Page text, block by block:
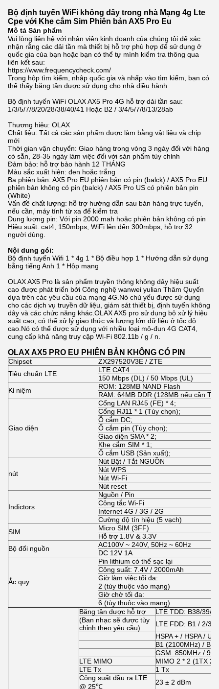
Bộ định tuyến WiFi không dây trong nhà Mạng 4g Lte
Cpe với Khe cắm Sim Phiên bản AX5 Pro Eu
Mô tả Sản phẩm
Vui lòng liên hệ với nhân viên kinh doanh của chúng tôi để xác
nhận rằng các dải tần mà thiết bị hỗ trợ phù hợp để sử dụng ở
quốc gia của bạn hoặc bạn có thể tự mình kiểm tra thông qua
liên kết sau:
https://www.frequencycheck.com/
Trong hộp tìm kiếm, nhập quốc gia và nhấp vào tìm kiếm, bạn có
thể thấy băng tần được sử dụng cho nhà điều hành
Bộ định tuyến WiFi OLAX AX5 Pro 4G hỗ trợ dải tần sau:
1/3/5/7/8/20/28/38/40/41 Hoặc B2 / 3/4/5/7/8/13/28ab
Thương hiệu: OLAX
Chất liệu: Tất cả các sản phẩm được làm bằng vật liệu và chip
mới
Thời gian vận chuyển: Giao hàng trong vòng 3 ngày đối với hàng
có sẵn, 28-35 ngày làm việc đối với sản phẩm tùy chỉnh
Đảm bảo: hỗ trợ bảo hành 12 THÁNG
Màu sắc xuất hiện: đen hoặc trắng
Ba phiên bản: AX5 Pro EU phiên bản có pin (balck) / AX5 Pro EU
phiên bản không có pin (balck) / AX5 Pro US có phiên bản pin
(White)
Vấn đề chất lượng: hỗ trợ hướng dẫn sau bán hàng trực tuyến,
nếu cần, máy tính từ xa để kiểm tra
Dung lượng pin: Với pin 2000 mah hoặc phiên bản không có pin
Hiệu suất: cat4, 150mbps, WiFi lên đến 300mbps, hỗ trợ 32
người dùng.
Nội dung gói:
Bộ định tuyến Wifi 1 * 4g 1 * Bộ điều hợp 1 * Hướng dẫn sử dụng
bằng tiếng Anh 1 * Hộp mạng
OLAX AX5 Pro là sản phẩm truyền thông không dây hiệu suất
cao được phát triển bởi Công nghệ wanwei yulian Thâm Quyến
dựa trên các yêu cầu của mạng 4G.Nó chủ yếu được sử dụng
cho các dịch vụ truyền dữ liệu, giám sát thiết bị, định tuyến không
dây và các chức năng khác.OLAX AX5 pro sử dụng bộ xử lý hiệu
suất cao, có thể xử lý giao thức và lượng lớn dữ liệu ở tốc độ
cao.Nó có thể được sử dụng với nhiều loại mô-đun 4G CAT4,
cung cấp khả năng truy cập Wi-Fi 802.11b / g / n.
OLAX AX5 PRO EU PHIÊN BẢN KHÔNG CÓ PIN
Chipset
ZX297520V3E / ZTE
Tiêu chuẩn LTE
LTE CAT4
150 Mbps (DL) / 50 Mbps (UL)
Kỉ niệm
ROM: 128MB NAND Flash
RAM: 64MB DDR (128MB nếu cần
Giao diện
Cổng LAN RJ45 (FE) * 4;
Cổng RJ11 * 1 (Tùy chọn);
Ổ cắm DC;
Ổ cắm pin (Tùy chọn);
Giao diện SMA * 2;
Khe cắm SIM * 1;
Ổ cắm USB (Sản xuất);
nút
Nút Bật / Tắt NGUỒN
Nút WPS
Nút Wi-Fi
Nút reset
Indictors
Nguồn / Pin
Công tắc Wi-Fi
Internet 4G / 3G / 2G
Cường độ tín hiệu (5 vạch)
SIM
Micro SIM (3FF)
Hỗ trợ 1.8V & 3.3V
Bộ đổi nguồn
AC100V ~ 240V, 50Hz ~ 60Hz
DC 12V 1A
Ắc quy
Pin lithium có thể sạc lại
Công suất: 7.4V / 2000mAh
Giờ làm việc tối đa:
2 (tùy thuộc vào mạng)
Giờ chờ tối đa:
6 (tùy thuộc vào mạng)
Băng tần được hỗ trợ
LTE TDD: B38/39/
(Ban nhạc sẽ được tùy
chỉnh theo yêu cầu)
LTE FDD: B1 / 2/3/
HSPA + / HSPA /
B1 (2100MHz) / B2
GSM: 850MHz /
LTE MIMO
MIMO 2 * 2 (1TX
LTE Tx
1 Tx
Công suất đầu ra LTE
@ 25℃
23 ± 2 dBm